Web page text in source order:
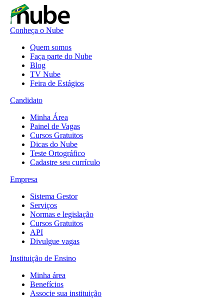
Conheça o Nube
Quem somos
Faça parte do Nube
Blog
TV Nube
Feira de Estágios
Candidato
Minha Área
Painel de Vagas
Cursos Gratuitos
Dicas do Nube
Teste Ortográfico
Cadastre seu currículo
Empresa
Sistema Gestor
Serviços
Normas e legislação
Cursos Gratuitos
API
Divulgue vagas
Instituição de Ensino
Minha área
Benefícios
Associe sua instituição